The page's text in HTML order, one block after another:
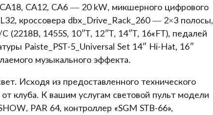
CA12, CA6 — 20 kW, микшерного цифрового
кроссовера dbx_Drive_Rack_260 — 2×3 полосы,
(2218B, 1455S, 10″T, 12″T, 14″T, 16«FT), педалей
Paiste_PST-5_Universal Set 14″ Hi-Hat, 16″
музыкального эффекта.
Исходя из предоставленного технического
клуба. К вашим услугам световой пульт модели
PAR 64, контроллер «SGM STB-66»,